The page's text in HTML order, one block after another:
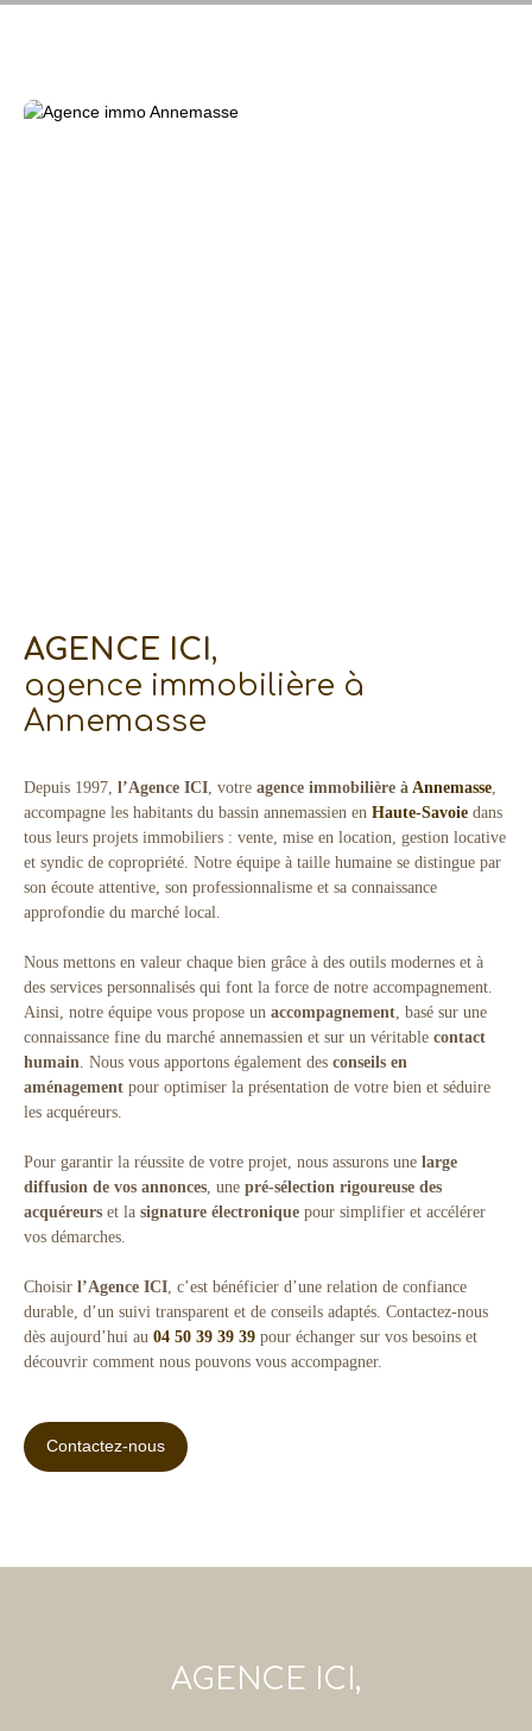
AGENCE ICI ,
agence immobilière à
Annemasse
Depuis 1997, l’Agence ICI , votre agence immobilière à Annemasse
accompagne les habitants du bassin annemassien en Haute-Savoie dans
tous leurs projets immobiliers : vente, mise en location, gestion locative
et syndic de copropriété. Notre équipe à taille humaine se distingue par
son écoute attentive, son professionnalisme et sa connaissance
approfondie du marché local.
Nous mettons en valeur chaque bien grâce à des outils modernes et à
des services personnalisés qui font la force de notre accompagnement.
Ainsi, notre équipe vous propose un accompagnement , basé sur une
connaissance fine du marché annemassien et sur un véritable contact
humain . Nous vous apportons également des conseils en
aménagement pour optimiser la présentation de votre bien et séduire
les acquéreurs.
Pour garantir la réussite de votre projet, nous assurons une large
diffusion de vos annonces , une pré-sélection rigoureuse des
acquéreurs et la signature électronique pour simplifier et accélérer
vos démarches.
Choisir l’Agence ICI , c’est bénéficier d’une relation de confiance
durable, d’un suivi transparent et de conseils adaptés. Contactez-nous
dès aujourd’hui au 04 50 39 39 39 pour échanger sur vos besoins et
découvrir comment nous pouvons vous accompagner.
Contactez-nous
AGENCE ICI,